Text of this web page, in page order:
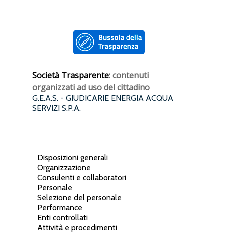
Società Trasparente: contenuti
organizzati ad uso del cittadino
G.E.A.S. - GIUDICARIE ENERGIA ACQUA
SERVIZI S.P.A.
Disposizioni generali
Organizzazione
Consulenti e collaboratori
Personale
Selezione del personale
Performance
Enti controllati
Attività e procedimenti